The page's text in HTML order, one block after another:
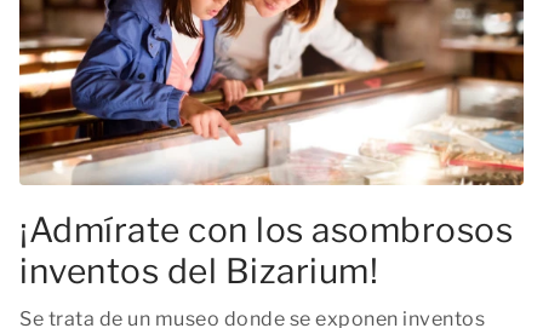
¡Admírate con los asombrosos
inventos del Bizarium!
Se trata de un museo donde se exponen inventos